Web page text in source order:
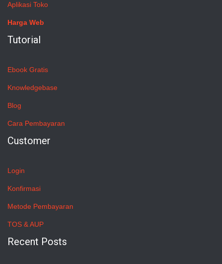
Aplikasi Toko
Harga Web
Tutorial
Ebook Gratis
Knowledgebase
Blog
Cara Pembayaran
Customer
Login
Konfirmasi
Metode Pembayaran
TOS & AUP
Recent Posts